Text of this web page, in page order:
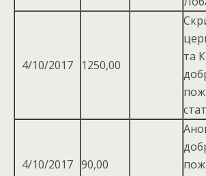
4/10/2017 1250,00
та
4/10/2017 90,00